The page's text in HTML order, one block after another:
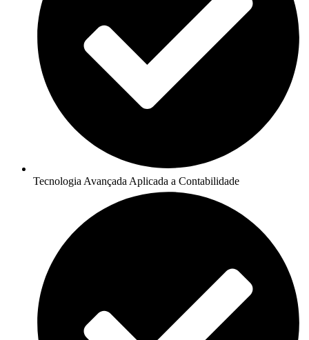
Tecnologia Avançada Aplicada a Contabilidade